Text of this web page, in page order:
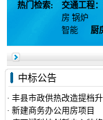
热门检索: 交通工程：
房 锅炉
智能
厨
中标公告
· 丰县市政供热改造提档
· 新建商务办公用房项目